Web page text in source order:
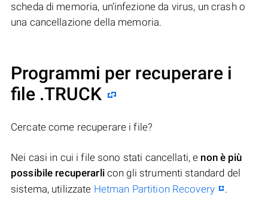
scheda di memoria, un’infezione da virus, un crash o
una cancellazione della memoria.
Programmi per recuperare i
file .TRUCK
Cercate come recuperare i file?
Nei casi in cui i file sono stati cancellati, e non è più
possibile recuperarlicon gli strumenti standard del
sistema, utilizzate Hetman Partition Recovery .